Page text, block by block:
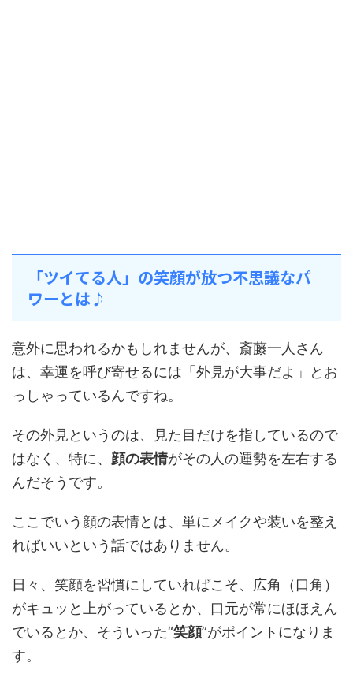
「ツイてる人」の笑顔が放つ不思議なパ
ワーとは♪
意外に思われるかもしれませんが、斎藤一人さん
は、幸運を呼び寄せるには「外見が大事だよ」とお
っしゃっているんですね。
その外見というのは、見た目だけを指しているので
はなく、特に、 顔の表情がその人の運勢を左右する
んだそうです。
ここでいう顔の表情とは、単にメイクや装いを整え
ればいいという話ではありません。
日々、笑顔を習慣にしていればこそ、広角（口角）
がキュッと上がっているとか、口元が常にほほえん
でいるとか、そういった“笑顔”がポイントになりま
す。